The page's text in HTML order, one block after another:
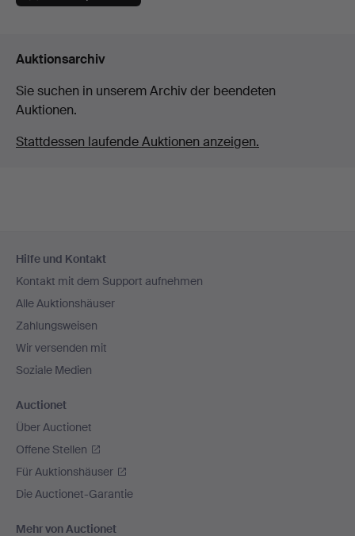
Auktionsarchiv
Sie suchen in unserem Archiv der beendeten
Auktionen.
Stattdessen laufende Auktionen anzeigen.
Navigation
Hilfe und Kontakt
Kontakt mit dem Support aufnehmen
Alle Auktionshäuser
Zahlungsweisen
Wir versenden mit
Soziale Medien
Auctionet
Über Auctionet
Offene Stellen
Für Auktionshäuser
Die Auctionet-Garantie
Mehr von Auctionet